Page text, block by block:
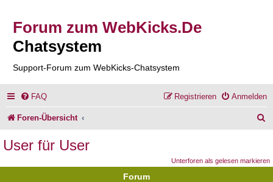
Forum zum WebKicks.De
Chatsystem
Support-Forum zum WebKicks-Chatsystem
FAQ Anmelden
Registrieren
Foren-Übersicht
User für User
Unterforen als gelesen markieren
Forum